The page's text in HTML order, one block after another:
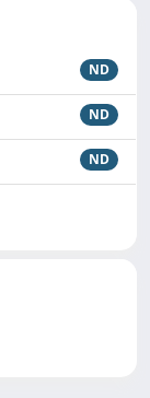
ND
ND
ND